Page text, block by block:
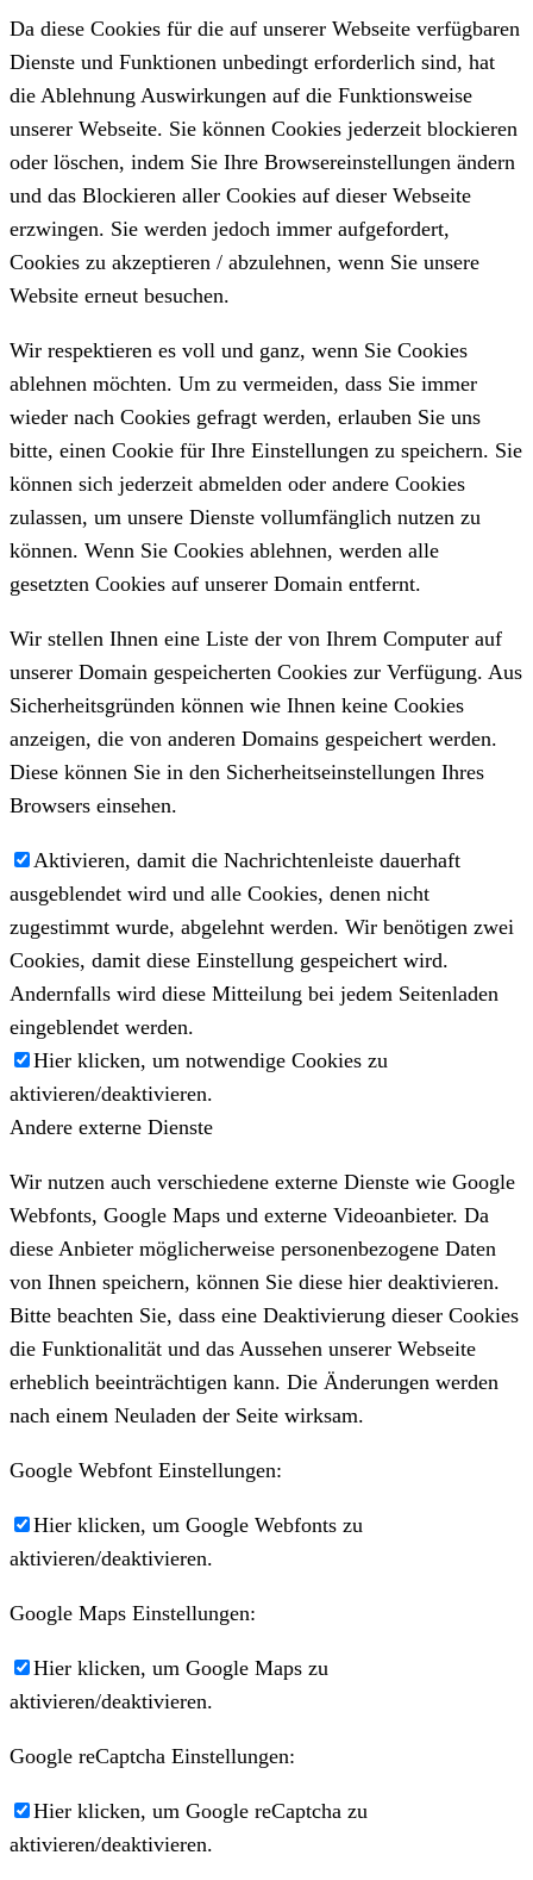
Da diese Cookies für die auf unserer Webseite verfügbaren
Dienste und Funktionen unbedingt erforderlich sind, hat
die Ablehnung Auswirkungen auf die Funktionsweise
unserer Webseite. Sie können Cookies jederzeit blockieren
oder löschen, indem Sie Ihre Browsereinstellungen ändern
und das Blockieren aller Cookies auf dieser Webseite
erzwingen. Sie werden jedoch immer aufgefordert,
Cookies zu akzeptieren / abzulehnen, wenn Sie unsere
Website erneut besuchen.
Wir respektieren es voll und ganz, wenn Sie Cookies
ablehnen möchten. Um zu vermeiden, dass Sie immer
wieder nach Cookies gefragt werden, erlauben Sie uns
bitte, einen Cookie für Ihre Einstellungen zu speichern. Sie
können sich jederzeit abmelden oder andere Cookies
zulassen, um unsere Dienste vollumfänglich nutzen zu
können. Wenn Sie Cookies ablehnen, werden alle
gesetzten Cookies auf unserer Domain entfernt.
Wir stellen Ihnen eine Liste der von Ihrem Computer auf
unserer Domain gespeicherten Cookies zur Verfügung. Aus
Sicherheitsgründen können wie Ihnen keine Cookies
anzeigen, die von anderen Domains gespeichert werden.
Diese können Sie in den Sicherheitseinstellungen Ihres
Browsers einsehen.
Aktivieren, damit die Nachrichtenleiste dauerhaft
ausgeblendet wird und alle Cookies, denen nicht
zugestimmt wurde, abgelehnt werden. Wir benötigen zwei
Cookies, damit diese Einstellung gespeichert wird.
Andernfalls wird diese Mitteilung bei jedem Seitenladen
eingeblendet werden.
Hier klicken, um notwendige Cookies zu
aktivieren/deaktivieren.
Andere externe Dienste
Wir nutzen auch verschiedene externe Dienste wie Google
Webfonts, Google Maps und externe Videoanbieter. Da
diese Anbieter möglicherweise personenbezogene Daten
von Ihnen speichern, können Sie diese hier deaktivieren.
Bitte beachten Sie, dass eine Deaktivierung dieser Cookies
die Funktionalität und das Aussehen unserer Webseite
erheblich beeinträchtigen kann. Die Änderungen werden
nach einem Neuladen der Seite wirksam.
Google Webfont Einstellungen:
Hier klicken, um Google Webfonts zu
aktivieren/deaktivieren.
Google Maps Einstellungen:
Hier klicken, um Google Maps zu
aktivieren/deaktivieren.
Google reCaptcha Einstellungen:
Hier klicken, um Google reCaptcha zu
aktivieren/deaktivieren.